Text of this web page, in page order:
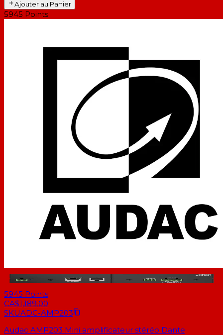
Ajouter au Panier
5945 Points
5945 Points
CA$1,189.00
SKUADC-AMP203
Audac AMP203 Mini amplificateur stéréo Dante